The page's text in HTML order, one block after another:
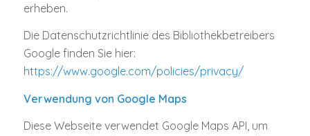
erheben.
Die Datenschutzrichtlinie des Bibliothekbetreibers
Google finden Sie hier:
https://www.google.com/policies/privacy/
Verwendung von Google Maps
Diese Webseite verwendet Google Maps API, um